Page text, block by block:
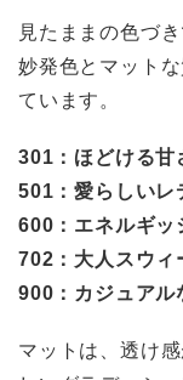
見たままの色づ
妙発色とマット
ています。
301：ほどける甘
501：愛らしい
600：エネルギ
702：大人スウィ
900：カジュア
マットは、透け